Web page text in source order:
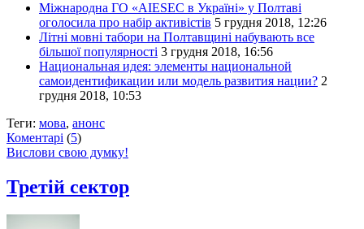
Міжнародна ГО «AIESEC в Україні» у Полтаві
оголосила про набір активістів 5 грудня 2018, 12:26
Літні мовні табори на Полтавщині набувають все
більшої популярності 3 грудня 2018, 16:56
Национальная идея: элементы национальной
самоидентификации или модель развития нации? 2
грудня 2018, 10:53
Теги: мова, анонс
Коментарі (5)
Вислови свою думку!
Третій сектор